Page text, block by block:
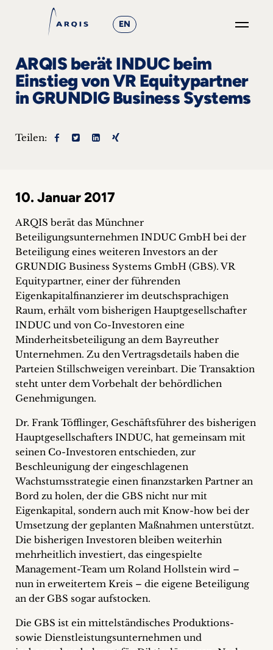
EN
Fokusgruppen
+
Events
+
Karriere
+
Blog
&
Podcasts
+
Team
Philosophie
Presseanfragen
Kontakt
ARQIS berät INDUC beim
Einstieg von VR Equitypartner
in GRUNDIG Business Systems
Teilen:
10. Januar 2017
ARQIS berät das Münchner
Beteiligungsunternehmen INDUC GmbH bei der
Beteiligung eines weiteren Investors an der
GRUNDIG Business Systems GmbH (GBS).VR
Equitypartner, einer der führenden
Eigenkapitalfinanzierer im deutschsprachigen
Raum, erhält vom bisherigen Hauptgesellschafter
INDUC und von Co-Investoren eine
Minderheitsbeteiligung an dem Bayreuther
Unternehmen. Zu den Vertragsdetails haben die
Parteien Stillschweigen vereinbart. Die Transaktion
steht unter dem Vorbehalt der behördlichen
Genehmigungen.
Dr. Frank Töfflinger, Geschäftsführer des bisherigen
Hauptgesellschafters INDUC, hat gemeinsam mit
seinen Co-Investoren entschieden, zur
Beschleunigung der eingeschlagenen
Wachstumsstrategie einen finanzstarken Partner an
Bord zu holen, der die GBS nicht nur mit
Eigenkapital, sondern auch mit Know-how bei der
Umsetzung der geplanten Maßnahmen unterstützt.
Die bisherigen Investoren bleiben weiterhin
mehrheitlich investiert, das eingespielte
Management-Team um Roland Hollstein wird –
nun in erweitertem Kreis – die eigene Beteiligung
an der GBS sogar aufstocken.
Die GBS ist ein mittelständisches Produktions-
sowie Dienstleistungsunternehmen und